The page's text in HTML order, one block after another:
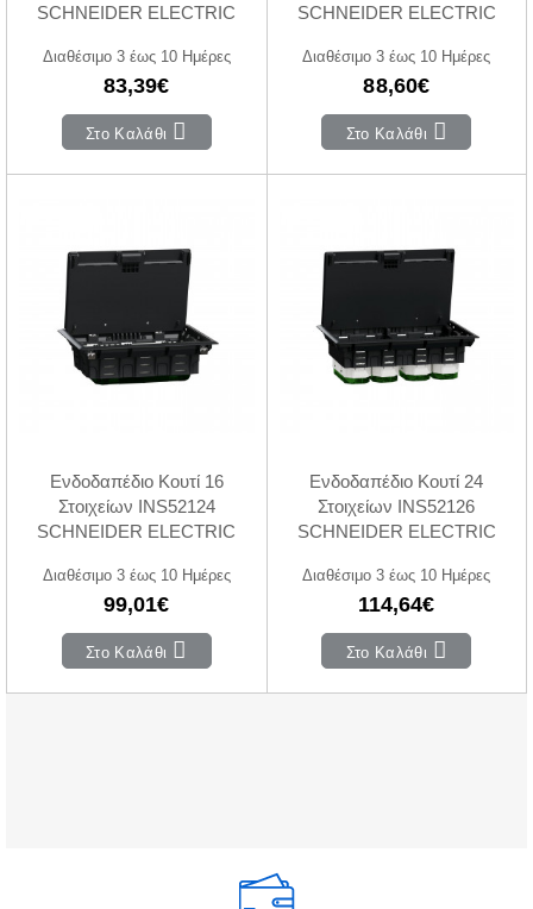
SCHNEIDER ELECTRIC
Διαθέσιμο 3 έως 10 Ημέρες
83,39€
Στο Καλάθι
SCHNEIDER ELECTRIC
Διαθέσιμο 3 έως 10 Ημέρες
88,60€
Στο Καλάθι
Ενδοδαπέδιο Κουτί 16
Στοιχείων INS52124
SCHNEIDER ELECTRIC
Διαθέσιμο 3 έως 10 Ημέρες
99,01€
Στο Καλάθι
Ενδοδαπέδιο Κουτί 24
Στοιχείων INS52126
SCHNEIDER ELECTRIC
Διαθέσιμο 3 έως 10 Ημέρες
114,64€
Στο Καλάθι